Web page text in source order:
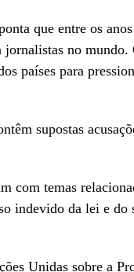
que entre os
no mundo.
países para
supostas
com temas
indevido da lei e do
Unidas sobre a